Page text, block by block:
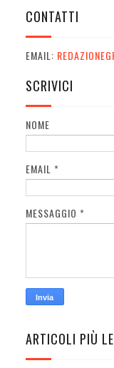
CONTATTI
EMAIL:
SCRIVICI
NOME
EMAIL *
MESSAGGIO *
ARTICOLI PIÙ